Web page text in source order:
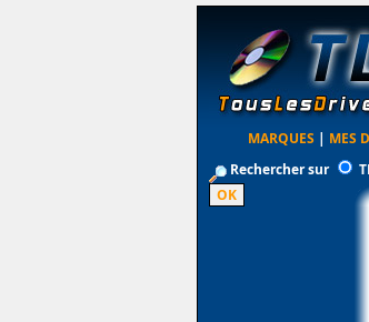
MARQUES | MES
Rechercher sur